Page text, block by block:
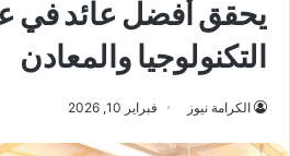
يحقق أفضل عائد في
التكنولوجيا والمعادن
الكرامة نيوز فبراير 10, 2026